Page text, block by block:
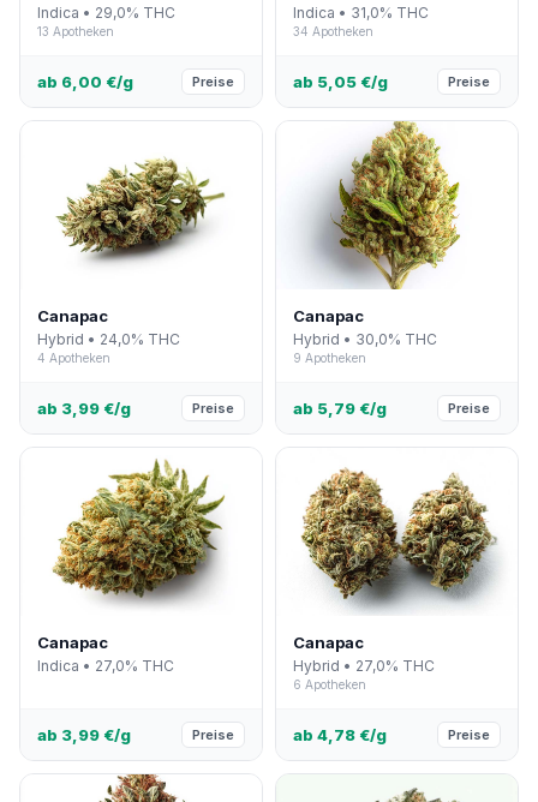
Indica • 29,0% THC
13 Apotheken
ab 6,00 €/g Preise
Indica • 31,0% THC
34 Apotheken
ab 5,05 €/g Preise
Canapac
Hybrid • 24,0% THC
4 Apotheken
ab 3,99 €/g Preise
Canapac
Hybrid • 30,0% THC
9 Apotheken
ab 5,79 €/g Preise
Canapac
Indica • 27,0% THC
ab 3,99 €/g Preise
Canapac
Hybrid • 27,0% THC
6 Apotheken
ab 4,78 €/g Preise